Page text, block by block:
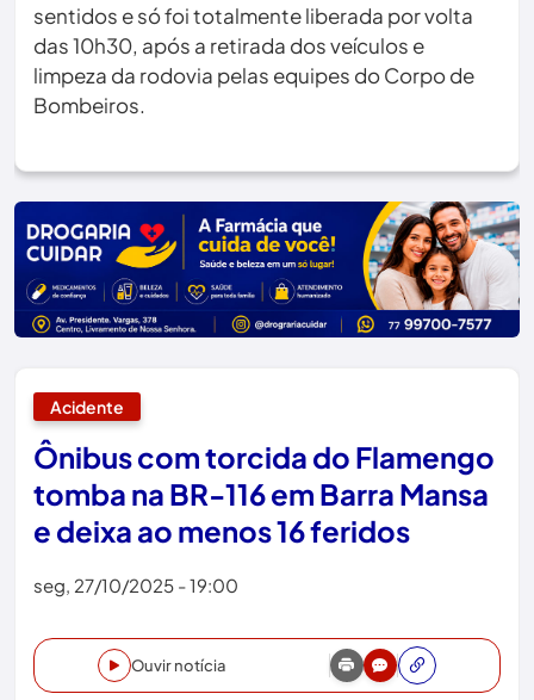
sentidos e só foi totalmente liberada por volta
das 10h30, após a retirada dos veículos e
limpeza da rodovia pelas equipes do Corpo de
Bombeiros.
Acidente
Ônibus com torcida do Flamengo
tomba na BR-116 em Barra Mansa
e deixa ao menos 16 feridos
seg, 27/10/2025 - 19:00
Ouvir notícia